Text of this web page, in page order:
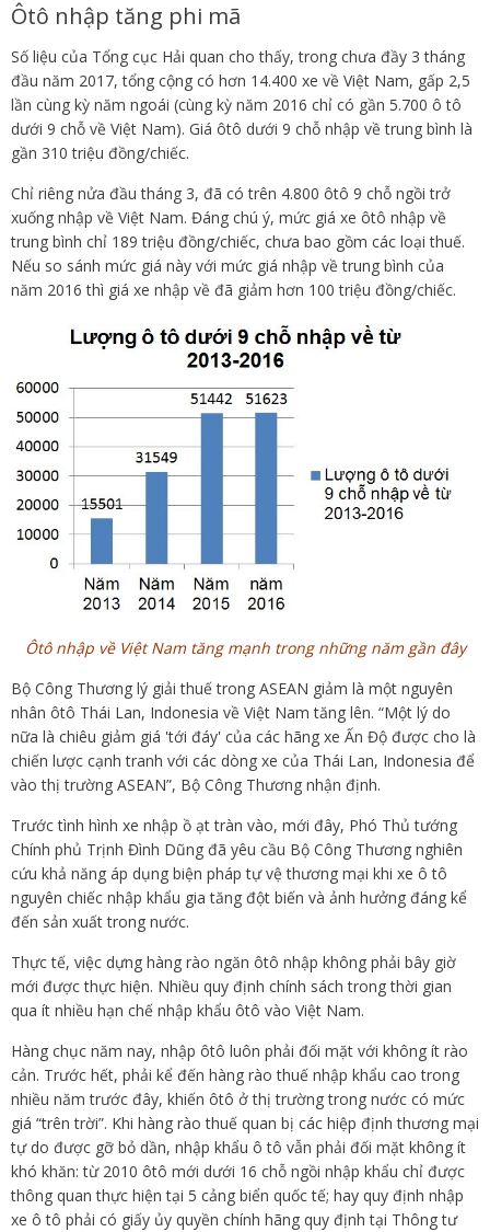
Ôtô nhập tăng phi mã
Số liệu của Tổng cục Hải quan cho thấy, trong chưa đầy 3 tháng
đầu năm 2017, tổng cộng có hơn 14.400 xe về Việt Nam, gấp 2,5
lần cùng kỳ năm ngoái (cùng kỳ năm 2016 chỉ có gần 5.700 ô tô
dưới 9 chỗ về Việt Nam). Giá ôtô dưới 9 chỗ nhập về trung bình là
gần 310 triệu đồng/chiếc.
Chỉ riêng nửa đầu tháng 3, đã có trên 4.800 ôtô 9 chỗ ngồi trở
xuống nhập về Việt Nam. Đáng chú ý, mức giá xe ôtô nhập về
trung bình chỉ 189 triệu đồng/chiếc, chưa bao gồm các loại thuế.
Nếu so sánh mức giá này với mức giá nhập về trung bình của
năm 2016 thì giá xe nhập về đã giảm hơn 100 triệu đồng/chiếc.
Ôtô nhập về Việt Nam tăng mạnh trong những năm gần đây
Bộ Công Thương lý giải thuế trong ASEAN giảm là một nguyên
nhân ôtô Thái Lan, Indonesia về Việt Nam tăng lên. “Một lý do
nữa là chiêu giảm giá 'tới đáy' của các hãng xe Ấn Độ được cho là
chiến lược cạnh tranh với các dòng xe của Thái Lan, Indonesia để
vào thị trường ASEAN”, Bộ Công Thương nhận định.
Trước tình hình xe nhập ồ ạt tràn vào, mới đây, Phó Thủ tướng
Chính phủ Trịnh Đình Dũng đã yêu cầu Bộ Công Thương nghiên
cứu khả năng áp dụng biện pháp tự vệ thương mại khi xe ô tô
nguyên chiếc nhập khẩu gia tăng đột biến và ảnh hưởng đáng kể
đến sản xuất trong nước.
Thực tế, việc dựng hàng rào ngăn ôtô nhập không phải bây giờ
mới được thực hiện. Nhiều quy định chính sách trong thời gian
qua ít nhiều hạn chế nhập khẩu ôtô vào Việt Nam.
Hàng chục năm nay, nhập ôtô luôn phải đối mặt với không ít rào
cản. Trước hết, phải kể đến hàng rào thuế nhập khẩu cao trong
nhiều năm trước đây, khiến ôtô ở thị trường trong nước có mức
giá “trên trời”. Khi hàng rào thuế quan bị các hiệp định thương mại
tự do được gỡ bỏ dần, nhập khẩu ô tô vẫn phải đối mặt không ít
khó khăn: từ 2010 ôtô mới dưới 16 chỗ ngồi nhập khẩu chỉ được
thông quan thực hiện tại 5 cảng biển quốc tế; hay quy định nhập
xe ô tô phải có giấy ủy quyền chính hãng quy định tại Thông tư